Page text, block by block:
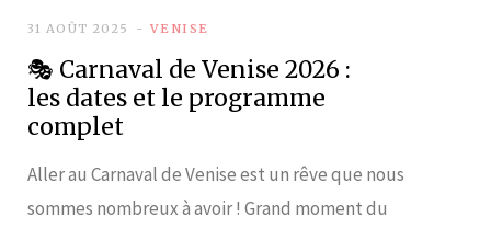
VENISE
31 AOÛT 2025
🎭 Carnaval de Venise 2026 :
les dates et le programme
complet
Aller au Carnaval de Venise est un rêve que nous
sommes nombreux à avoir ! Grand moment du